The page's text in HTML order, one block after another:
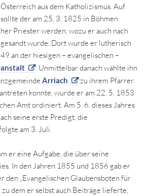
aus dem Katholizismus. Auf
der am 25. 3. 1825 in Böhmen
Priester werden, wozu er auch nach
wurde. Dort wurde er lutherisch
an der hiesigen – evangelischen –
. Unmittelbar danach wählte ihn
Arriach
zu ihrem Pfarrer.
konnte, wurde er am 22. 5. 1853
Amt ordiniert. Am 5. 6. dieses Jahres
seine erste Predigt, die
am 3. Juli.
er eine Aufgabe, die über seine
In den Jahren 1855 und 1856 gab er
den „Evangelischen Glaubensboten für
zu dem er selbst auch Beiträge lieferte,